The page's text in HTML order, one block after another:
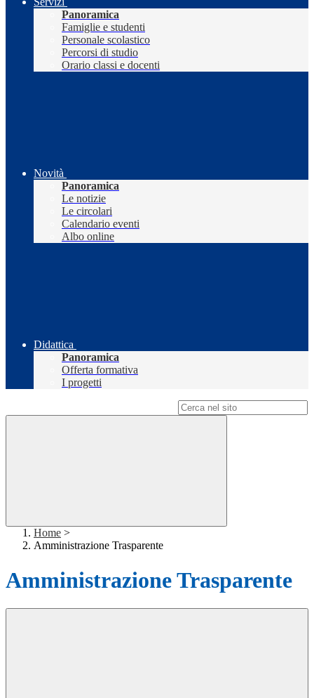
Panoramica
Famiglie e studenti
Personale scolastico
Percorsi di studio
Orario classi e docenti
Novità
Panoramica
Le notizie
Le circolari
Calendario eventi
Albo online
Didattica
Panoramica
Offerta formativa
I progetti
Home >
Amministrazione Trasparente
Amministrazione Trasparente